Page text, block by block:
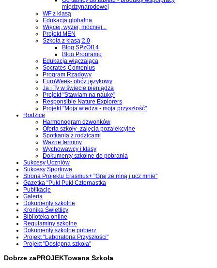
międzynarodowej
WF z klasą
Edukacja globalna
Więcej, wyżej, mocniej...
Projekt MEN
Szkoła z klasą 2.0
Blog SPzOI14
Blog Programu
Edukacja włączająca
Socrates-Comenius
Program Rządowy
EuroWeek- obóz językowy
Ja i Ty w świecie pieniądza
Projekt "Stawiam na naukę"
Responsible Nature Explorers
Projekt "Moja wiedza - moja przyszłość"
Rodzice
Harmonogram dzwonków
Oferta szkoły- zajęcia pozalekcyjne
Spotkania z rodzicami
Ważne terminy
Wychowawcy i klasy
Dokumenty szkolne do pobrania
Sukcesy Uczniów
Sukcesy Sportowe
Strona Projektu Erasmus+ "Graj ze mną i ucz mnie"
Gazetka "Puk! Puk! Czternastka
Publikacje
Galeria
Dokumenty szkolne
Kronika Świetlicy
Biblioteka online
Regulaminy szkolne
Dokumenty szkolne pobierz
Projekt "Laboratoria Przyszłości"
Projekt "Dostępna szkoła"
Dobrze zaPROJEKTowana Szkoła